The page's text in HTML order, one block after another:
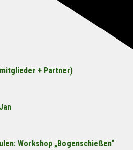
+ Partner)
Workshop „Bogenschießen“